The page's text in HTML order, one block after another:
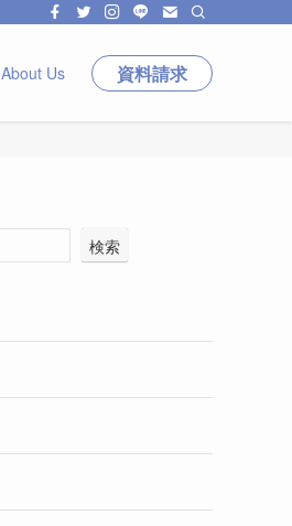
About Us 資料請求
検索